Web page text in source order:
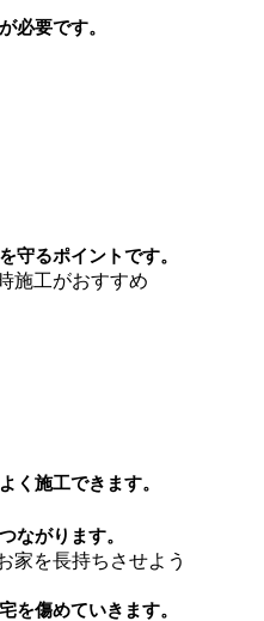
必要です。
守るポイントです。
施工がおすすめ
く施工できます。
ながります。
家を長持ちさせよう
を傷めていきます。